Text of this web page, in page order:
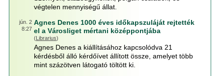
végtelen mennyiségű állat.
jún. 2
8:27
Agnes Denes 1000 éves időkapszuláját rejtették
el a Városliget mértani középpontjába
(Librarius)
Agnes Denes a kiállításához kapcsolódva 21
kérdésből álló kérdőívet állított össze, amelyet több
mint százötven látogató töltött ki.